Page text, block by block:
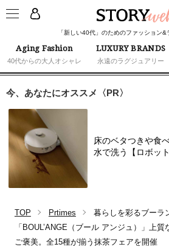
「新しい40代」のためのファッション&
Aging Fashion
40代からの大人オシャレ
LUXURY BRANDS
永遠のラグジュアリー
今、あなたにオススメ〈PR〉
床のベタつきや食
水で洗う【ロボット
TOP Prtimes
暮らしを彩るブーラ
「BOUL’ANGE（ブール アンジュ）」上
ご褒美。全15種が揃う抹茶フェアを開催